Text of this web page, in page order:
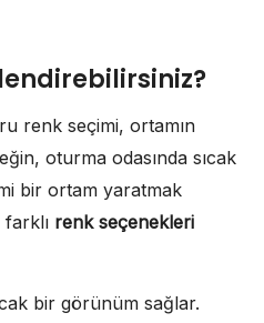
renk seçimi, ortamın
oturma odasında sıcak
bir ortam yaratmak
renk seçenekleri
bir görünüm sağlar.